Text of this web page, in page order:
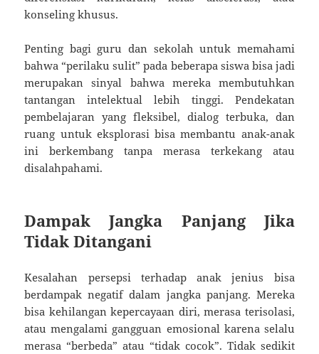
konseling khusus.
Penting bagi guru dan sekolah untuk memahami
bahwa “perilaku sulit” pada beberapa siswa bisa jadi
merupakan sinyal bahwa mereka membutuhkan
tantangan intelektual lebih tinggi. Pendekatan
pembelajaran yang fleksibel, dialog terbuka, dan
ruang untuk eksplorasi bisa membantu anak-anak
ini berkembang tanpa merasa terkekang atau
disalahpahami.
Dampak Jangka Panjang Jika
Tidak Ditangani
Kesalahan persepsi terhadap anak jenius bisa
berdampak negatif dalam jangka panjang. Mereka
bisa kehilangan kepercayaan diri, merasa terisolasi,
atau mengalami gangguan emosional karena selalu
merasa “berbeda” atau “tidak cocok”. Tidak sedikit